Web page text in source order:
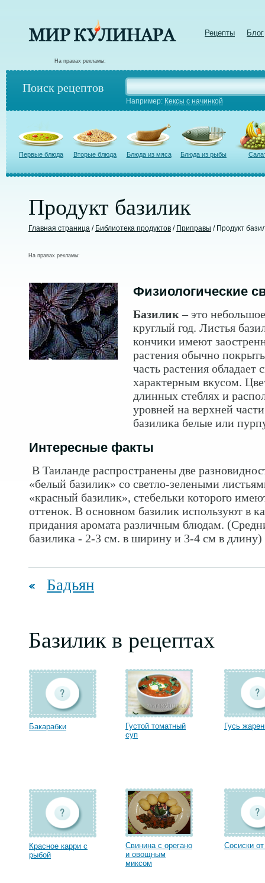
Рецепты Блог
На правах рекламы:
Поиск рецептов
Например: Кексы с начинкой
Первые блюда Вторые блюда Блюда из мяса Блюда из рыбы
Продукт базилик
Главная страница / Библиотека продуктов / Приправы / Продукт
На правах рекламы:
Физиологические
Базилик – это
круглый год. Листья
кончики имеют
растения обычно
часть растения
характерным вкусом.
длинных стеблях и
уровней на верхней
базилика белые или
Интересные факты
В Таиланде распространены две
«белый базилик» со светло-зелеными
«красный базилик», стебельки которого
оттенок. В основном базилик используют в
придания аромата различным блюдам.
базилика - 2-3 см. в ширину и 3-4 см в длину)
Бадьян
Базилик в рецептах
Бакарабки
Густой томатный
суп
Гусь
Красное карри с
рыбой
Свинина с орегано
и овощным
миксом
Сосиски